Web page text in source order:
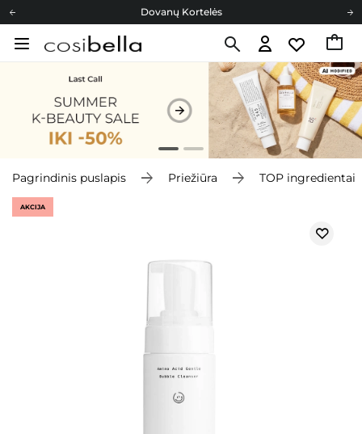
Dovanų Kortelės
Cosibella lojalumo programa
Dovanų Kortelės
Pagrindinis puslapis Priežiūra TOP ingredientai
AKCIJA